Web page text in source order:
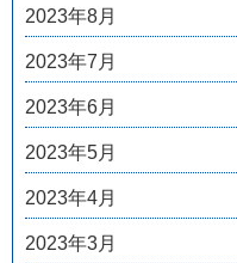
2023年8月
2023年7月
2023年6月
2023年5月
2023年4月
2023年3月